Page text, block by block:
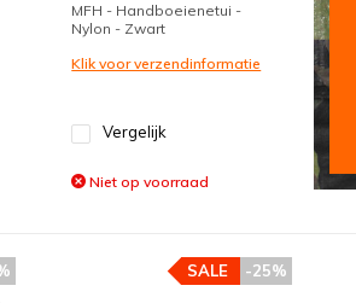
MFH - Handboeienetui -
Nylon - Zwart
Klik voor verzendinformatie
Vergelijk
Niet op voorraad
-25%
SALE